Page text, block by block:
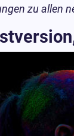
zu allen